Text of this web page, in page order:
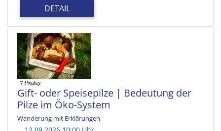
DETAIL
Gift- oder Speisepilze | Bedeutung der
Pilze im Öko-System
Wanderung mit Erklärungen